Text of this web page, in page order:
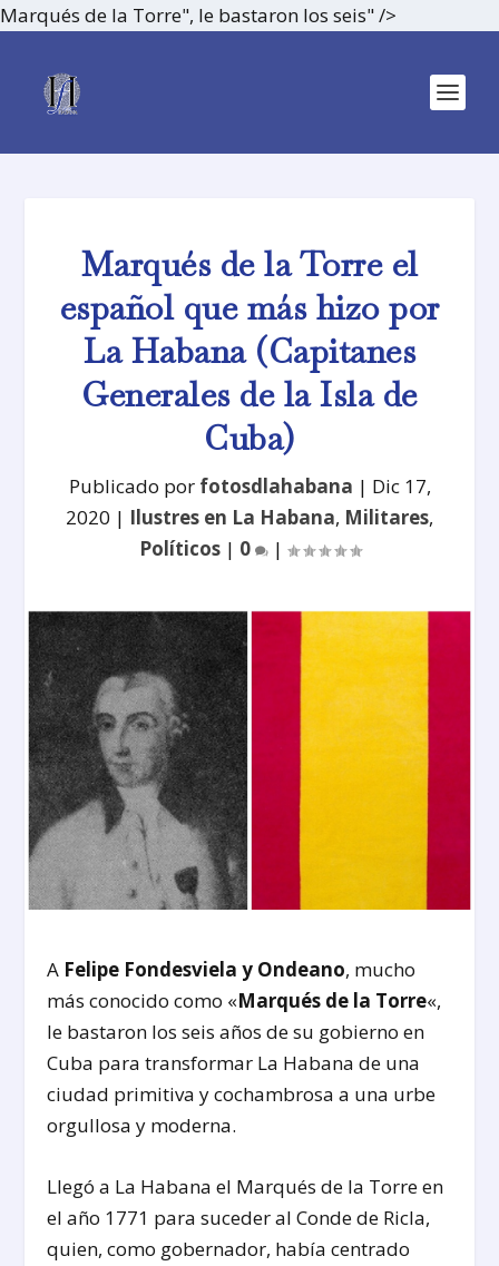
Marqués de la Torre", le bastaron los seis" />
Marqués de la Torre el
español que más hizo por
La Habana (Capitanes
Generales de la Isla de
Cuba)
Publicado por fotosdlahabana | Dic 17,
2020 | Ilustres en La Habana, Militares,
Políticos| 0 |
A Felipe Fondesviela y Ondeano, mucho
más conocido como «Marqués de la Torre«,
le bastaron los seis años de su gobierno en
Cuba para transformar La Habana de una
ciudad primitiva y cochambrosa a una urbe
orgullosa y moderna.
Llegó a La Habana el Marqués de la Torre en
el año 1771 para suceder al Conde de Ricla,
quien, como gobernador, había centrado